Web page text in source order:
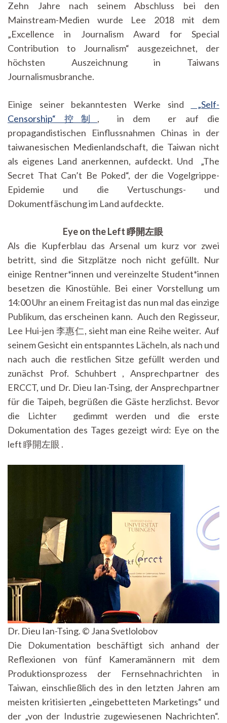
Zehn Jahre nach seinem Abschluss bei den
Mainstream-Medien wurde Lee 2018 mit dem
„Excellence in Journalism Award for Special
Contribution to Journalism“ ausgezeichnet, der
höchsten Auszeichnung in Taiwans
Journalismusbranche.
Einige seiner bekanntesten Werke sind
„Self-
Censorship“ 控制 , in dem er auf die
propagandistischen Einflussnahmen Chinas in der
taiwanesischen Medienlandschaft, die Taiwan nicht
als eigenes Land anerkennen, aufdeckt. Und „The
Secret That Can’t Be Poked“, der die Vogelgrippe-
Epidemie und die Vertuschungs- und
Dokumentfäschung im Land aufdeckte.
Eye on the Left 睜開左眼
Als die Kupferblau das Arsenal um kurz vor zwei
betritt, sind die Sitzplätze noch nicht gefüllt. Nur
einige Rentner*innen und vereinzelte Student*innen
besetzen die Kinostühle. Bei einer Vorstellung um
14:00 Uhr an einem Freitag ist das nun mal das einzige
Publikum, das erscheinen kann. Auch den Regisseur,
Lee Hui-jen 李惠仁, sieht man eine Reihe weiter. Auf
seinem Gesicht ein entspanntes Lächeln, als nach und
nach auch die restlichen Sitze gefüllt werden und
zunächst Prof. Schuhbert , Ansprechpartner des
ERCCT, und Dr. Dieu Ian-Tsing, der Ansprechpartner
für die Taipeh, begrüßen die Gäste herzlichst. Bevor
die Lichter gedimmt werden und die erste
Dokumentation des Tages gezeigt wird: Eye on the
left 睜開左眼 .
Dr. Dieu Ian-Tsing. © Jana Svetlolobov
Die Dokumentation beschäftigt sich anhand der
Reflexionen von fünf Kameramännern mit dem
Produktionsprozess der Fernsehnachrichten in
Taiwan, einschließlich des in den letzten Jahren am
meisten kritisierten „eingebetteten Marketings“ und
der „von der Industrie zugewiesenen Nachrichten“.